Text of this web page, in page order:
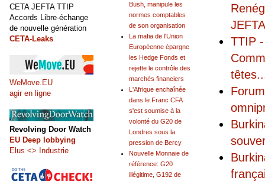
TTIP
têtes
Bush, manipule les
normes comptables
de son organisation
La mafia de l'Union
Européenne épargne
les Hedge Fonds et
rejette le contrôle des
marchés financiers
L'Afrique enchaînée
dans le Franc CFA
s'est soumise à la
volonté du G20 de
Londres sous la
pression de Bercy
Nouvelle Monnaie de
référence: G20
illégitime, G192 de
CETA JEFTA TTIP
Accords Libre-échange
de nouvelle génération
CETA-Leaks
WeMove.EU
agir en ligne
Revolving Door Watch
EU Deep lobbying
Elus <> Industrie